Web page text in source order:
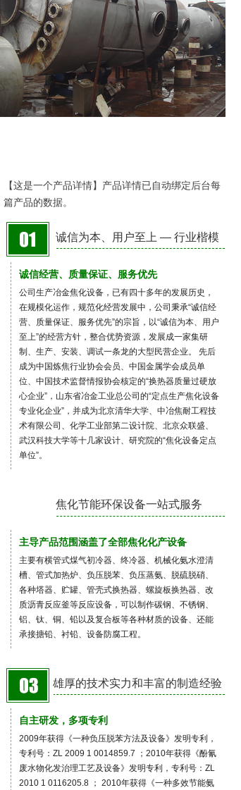
【这是一个产品详情】产品详情已自动绑定后台每
篇产品的数据。
诚信为本、用户至上 — 行业楷模
诚信经营、质量保证、服务优先
公司生产冶金焦化设备，已有四十多年的发展历史，
在规模化运作，规范化经营发展中，公司秉承“诚信经
营、质量保证、服务优先”的宗旨，以“诚信为本、用户
至上”的经营方针，整合优势资源，发展成一家集研
制、生产、安装、调试一条龙的大型民营企业。 先后
成为中国炼焦行业协会会员、中国金属学会成员单
位、中国技术监督情报协会核定的“换热器质量过硬放
心企业”，山东省冶金工业总公司的“定点生产焦化设备
专业化企业”，并成为北京清华大学、中冶焦耐工程技
术有限公司、化学工业部第二设计院、北京众联盛、
武汉科技大学等十几家设计、研究院的“焦化设备定点
单位”。
雄厚的技术实力和丰富的制造经验
自主研发，多项专利
2009年获得《一种负压脱苯方法及设备》发明专利，
专利号：ZL 2009 1 0014859.7 ；2010年获得《酚氰
废水物化发治理工艺及设备》发明专利，专利号：ZL
2010 1 0116205.8 ； 2010年获得《一种多效节能氨
焦化节能环保设备一站式服务
主导产品范围涵盖了全部焦化化产设备
主要有横管式煤气初冷器、终冷器、机械化氨水澄清
槽、管式加热炉、负压脱苯、负压蒸氨、脱硫脱硝、
各种塔器、贮罐、管壳式换热器、螺旋板换热器、改
质沥青反应釜等反应设备，可以制作碳钢、不锈钢、
铝、钛、铜、铅以及复合板等各种材质的设备、还能
承接搪铅、衬铅、设备防腐工程。